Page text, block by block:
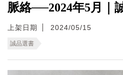
脈絡──2024年5月｜
上架日期 2024/05/15
誠品選書